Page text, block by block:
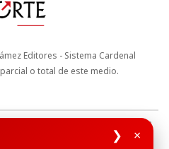
❯ ×
Editores - Sistema Cardenal
o total de este medio.
de Autor y Propiedad Intelectual
Política de Tratamiento de Datos